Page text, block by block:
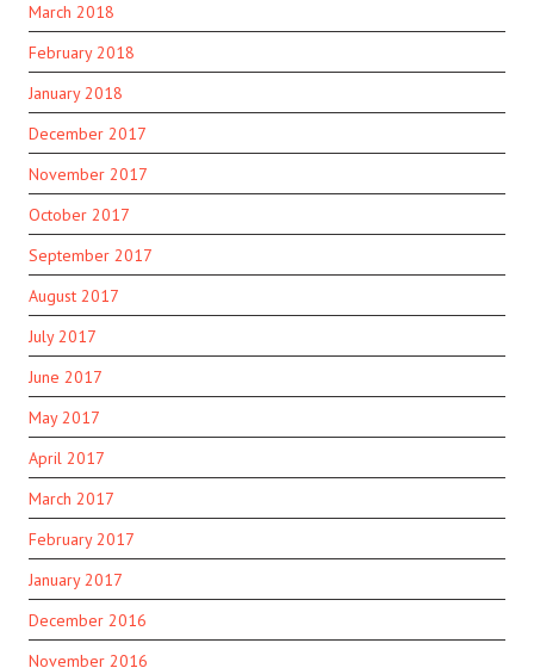
March 2018
February 2018
January 2018
December 2017
November 2017
October 2017
September 2017
August 2017
July 2017
June 2017
May 2017
April 2017
March 2017
February 2017
January 2017
December 2016
November 2016